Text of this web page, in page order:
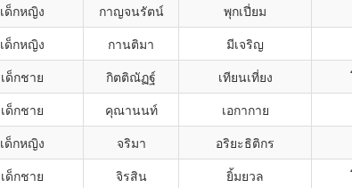
เด็กหญิง กาญจนรัตน์ พุกเปี่ยม
เด็กหญิง กานติมา มีเจริญ
เด็กชาย กิตติณัฏฐ์ เทียนเที่ยง
เด็กชาย คุณานนท์ เอกากาย
เด็กหญิง จริมา อริยะธิติกร
เด็กชาย จิรสิน ยิ้มยวล